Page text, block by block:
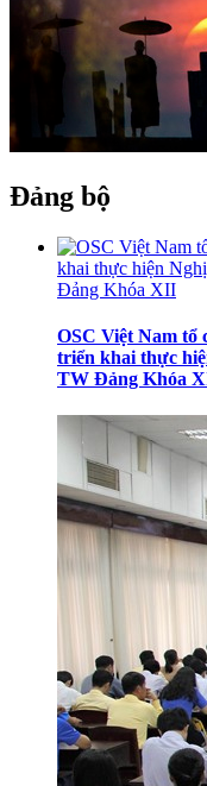
Đảng bộ
OSC Việt Nam tổ
triển khai thực
TW Đảng Khóa